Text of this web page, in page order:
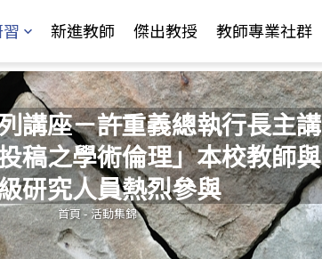
新進教師 傑出教授 教師專業社群
講座－許重義總執行長主講
稿之學術倫理」本校教師與
研究人員熱烈參與
您在這裡
首頁-活動集錦